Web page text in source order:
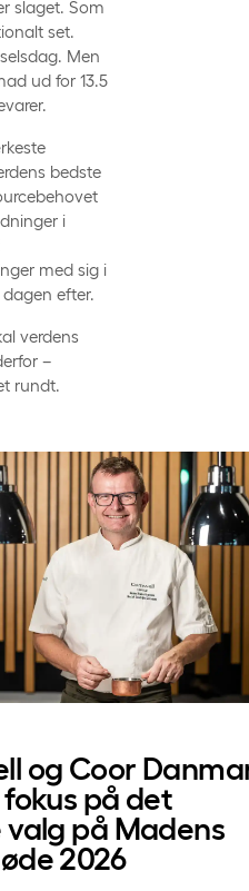
slaget. Som
set.
Men
ud for 13.5
bedste
i
med sig i
efter.
verdens
–
rundt.
på menuen
Danmark sætter fokus
og Coor
på det
valg på Madens
2026